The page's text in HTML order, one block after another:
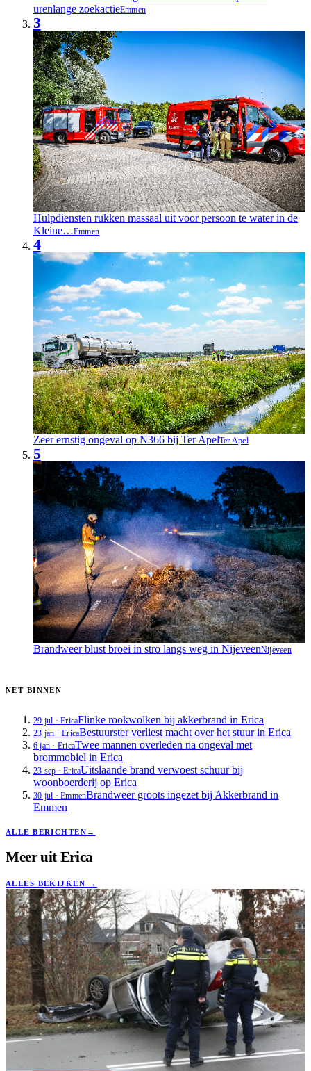
urenlange zoekactieEmmen
3
Hulpdiensten rukken massaal uit voor persoon te water in de
Kleine…Emmen
4
Zeer ernstig ongeval op N366 bij Ter ApelTer Apel
5
Brandweer blust broei in stro langs weg in NijeveenNijeveen
NET BINNEN
29 jul ·EricaFlinke rookwolken bij akkerbrand in Erica
23 jan ·EricaBestuurster verliest macht over het stuur in Erica
6 jan · EricaTwee mannen overleden na ongeval met
brommobiel in Erica
23 sep ·EricaUitslaande brand verwoest schuur bij
woonboerderij op Erica
30 jul ·EmmenBrandweer groots ingezet bij Akkerbrand in
Emmen
ALLE BERICHTEN →
Meer uit Erica
ALLES BEKIJKEN →